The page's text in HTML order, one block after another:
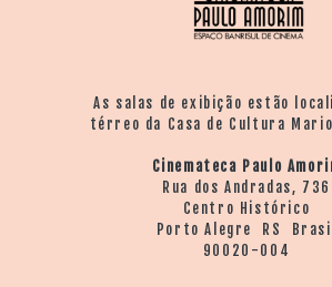
As salas de exibição estão
térreo da Casa de Cultura
Cinemateca Paulo
Rua dos Andradas, 736
Centro Histórico
Porto Alegre RS Brasil
90020-004